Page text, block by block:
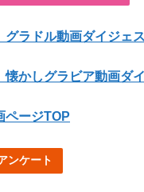
グラドル動画ダイジェ
懐かしグラビア動画ダ
ページTOP
ンケート